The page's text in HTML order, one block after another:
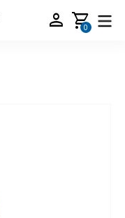
person shopping_cart
0